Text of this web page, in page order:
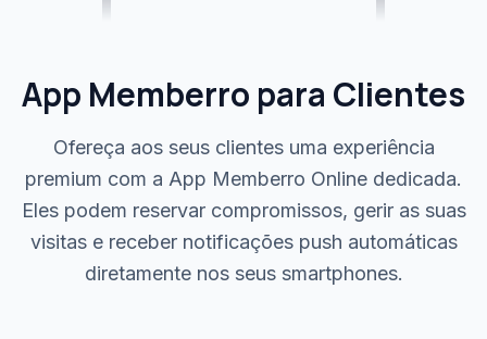
App Memberro para Clientes
Ofereça aos seus clientes uma experiência
premium com a App Memberro Online dedicada.
Eles podem reservar compromissos, gerir as suas
visitas e receber notificações push automáticas
diretamente nos seus smartphones.